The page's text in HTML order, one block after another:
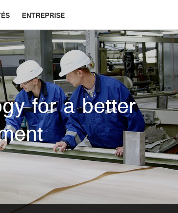
ENTREPRISE
for a better